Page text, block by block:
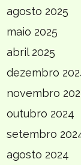
agosto 2025
maio 2025
abril 2025
dezembro
novembro
outubro 2024
setembro
agosto 2024